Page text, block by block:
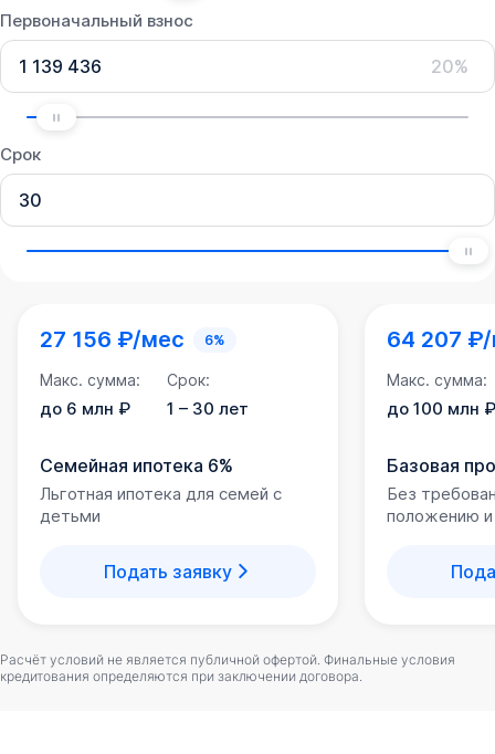
Первоначальный взнос
20%
Срок
27 156 ₽/мес 6%
Макс. сумма:
до 6 млн ₽
Срок:
1 – 30 лет
Семейная ипотека 6%
Льготная ипотека для семей с
детьми
Подать заявку
64 207
Макс. сумма:
до 100 млн ₽
Базовая
Без
положению
Расчёт условий не является публичной офертой. Финальные условия
кредитования определяются при заключении договора.